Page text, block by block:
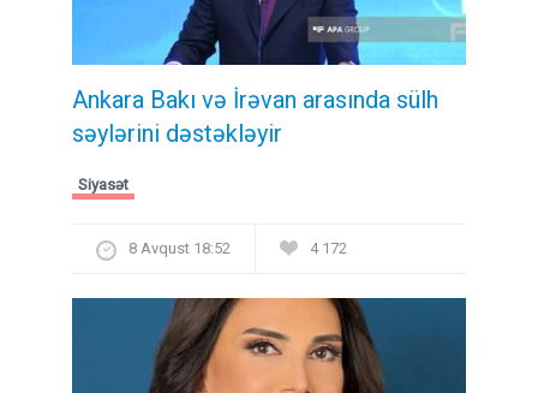
Ankara Bakı və İrəvan arasında sülh
səylərini dəstəkləyir
Siyasət
8 Avqust 18:52 4 172